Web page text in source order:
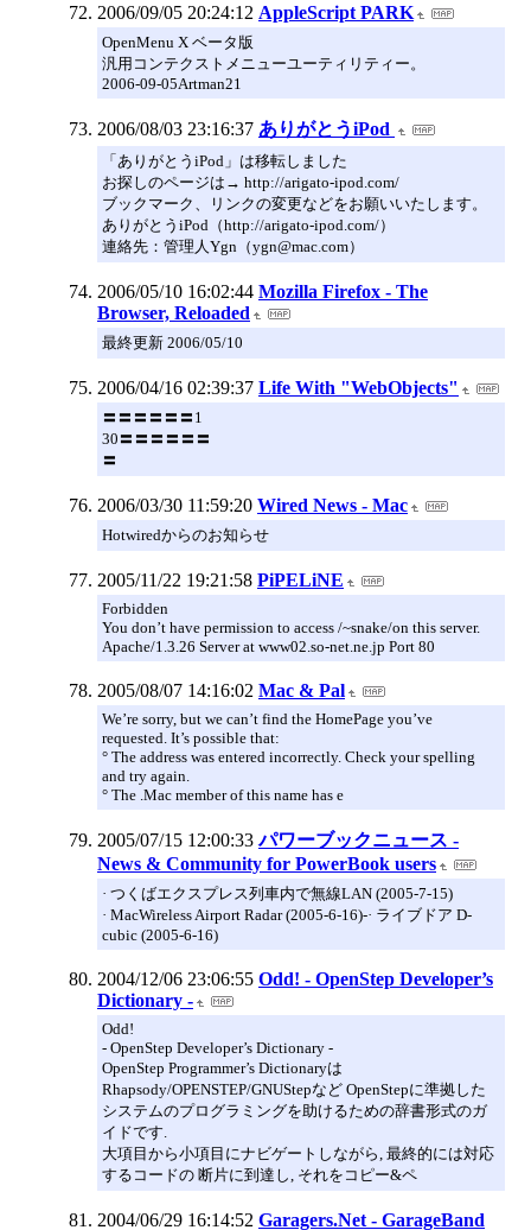
2006/09/05 20:24:12 AppleScript PARK
OpenMenu X ベータ版
汎用コンテクストメニューユーティリティー。
2006-09-05Artman21
2006/08/03 23:16:37 ありがとうiPod
「ありがとうiPod」は移転しました
お探しのページは→ http://arigato-ipod.com/
ブックマーク、リンクの変更などをお願いいたします。
ありがとうiPod（http://arigato-ipod.com/）
連絡先：管理人Ygn（ygn@mac.com）
2006/05/10 16:02:44 Mozilla Firefox - The
Browser, Reloaded
最終更新 2006/05/10
2006/04/16 02:39:37 Life With "WebObjects"
〓〓〓〓〓〓1
30〓〓〓〓〓〓
〓
2006/03/30 11:59:20 Wired News - Mac
Hotwiredからのお知らせ
2005/11/22 19:21:58 PiPELiNE
Forbidden
You don’t have permission to access /~snake/on this server.
Apache/1.3.26 Server at www02.so-net.ne.jp Port 80
2005/08/07 14:16:02 Mac & Pal
We’re sorry, but we can’t find the HomePage you’ve
requested. It’s possible that:
° The address was entered incorrectly. Check your spelling
and try again.
° The .Mac member of this name has e
2005/07/15 12:00:33 パワーブックニュース -
News & Community for PowerBook users
· つくばエクスプレス列車内で無線LAN (2005-7-15)
· MacWireless Airport Radar (2005-6-16)-· ライブドア D-
cubic (2005-6-16)
2004/12/06 23:06:55 Odd! - OpenStep Developer’s
Dictionary -
Odd!
- OpenStep Developer’s Dictionary -
OpenStep Programmer’s Dictionaryは
Rhapsody/OPENSTEP/GNUStepなど OpenStepに準拠した
システムのプログラミングを助けるための辞書形式のガ
イドです.
大項目から小項目にナビゲートしながら, 最終的には対応
するコードの 断片に到達し, それをコピー&ペ
2004/06/29 16:14:52 Garagers.Net - GarageBand